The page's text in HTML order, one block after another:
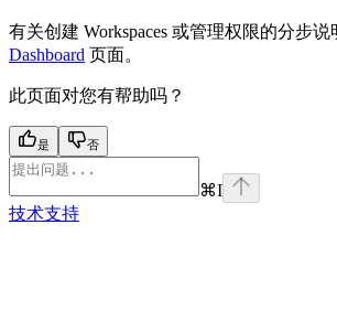
有关创建 Workspaces 或管理权限的分步说
Dashboard 页面。
此页面对您有帮助吗？
是 否
⌘I
技术支持